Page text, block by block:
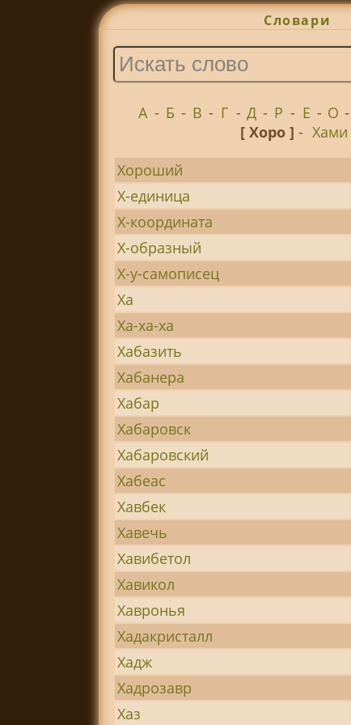
Словари
А - Б - В - Г - Д - Р - Е - О -
[ Хоро ] - Хами
Хороший
Х-единица
Х-координата
Х-образный
Х-у-самописец
Ха
Ха-ха-ха
Хабазить
Хабанера
Хабар
Хабаровск
Хабаровский
Хабеас
Хавбек
Хавечь
Хавибетол
Хавикол
Хавронья
Хадакристалл
Хадж
Хадрозавр
Хаз